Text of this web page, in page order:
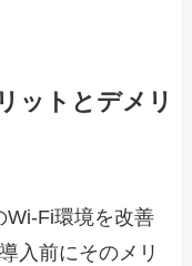
ットとデメリ
Wi-Fi環境を改善
入前にそのメリ